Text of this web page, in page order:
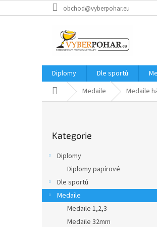
na
obchod@vyberpohar.eu
Diplomy Dle sportů
Domů Medaile Medaile
kategorie
Kategorie
Diplomy
Diplomy papírové
Dle sportů
Medaile
Medaile 1,2,3
Medaile 32mm